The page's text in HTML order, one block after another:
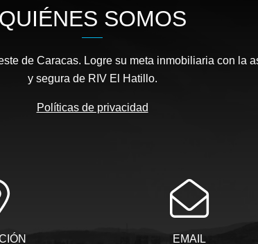
QUIÉNES SOMOS
de Caracas. Logre su meta inmobiliaria con la
y segura de RIV El Hatillo.
Políticas de privacidad
EMAIL